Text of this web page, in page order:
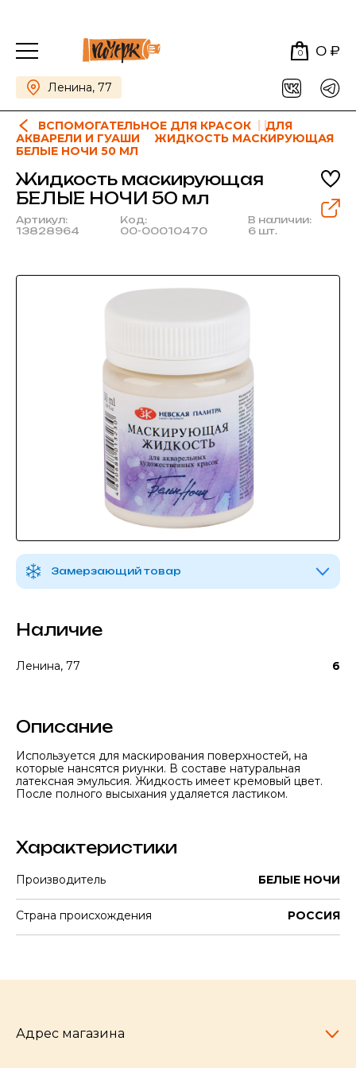
0 0 ₽
Ленина, 77
ВСПОМОГАТЕЛЬНОЕ ДЛЯ КРАСОК
ДЛЯ
АКВАРЕЛИ И ГУАШИ
ЖИДКОСТЬ МАСКИРУЮЩАЯ
БЕЛЫЕ НОЧИ 50 МЛ
Жидкость маскирующая
БЕЛЫЕ НОЧИ 50 мл
Артикул:
13828964
Код:
00-00010470
В наличии:
6 шт.
Замерзающий товар
Наличие
Ленина, 77 6
Описание
Используется для маскирования поверхностей, на
которые нансятся риунки. В составе натуральная
латексная эмульсия. Жидкость имеет кремовый цвет.
После полного высыхания удаляется ластиком.
Характеристики
Производитель БЕЛЫЕ НОЧИ
Страна происхождения РОССИЯ
Адрес магазина